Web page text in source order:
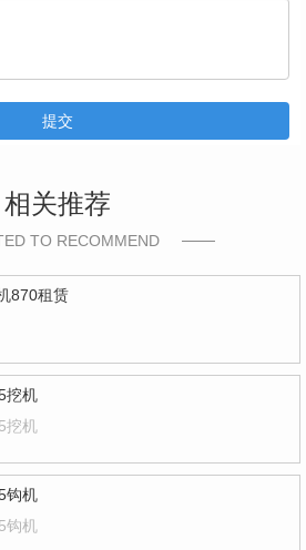
提交
相关推荐
TO RECOMMEND
870租赁
挖机
挖机
钩机
钩机